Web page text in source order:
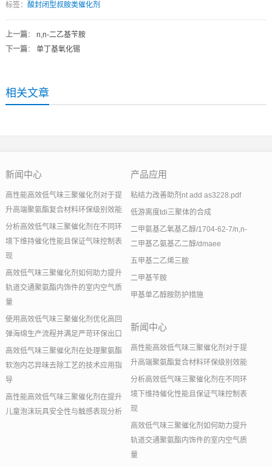
标签： 酸封闭型叔胺类催化剂
上一篇： n,n-二乙基苄胺
下一篇： 单丁基氧化锡
相关文章
新闻中心
高性能高效低气味三聚催化剂对于提
升高端聚氨酯复合材料环保级别效能
分析高效低气味三聚催化剂在不同环
境下维持催化性能且保证气味控制表
现
高效低气味三聚催化剂如何助力提升
轨道交通聚氨酯内饰件的室内空气质
量
使用高效低气味三聚催化剂优化高回
弹海绵生产流程并满足严苛环保出口
高效低气味三聚催化剂在处理聚氨酯
软泡内芯异味去除工艺的技术应用指
导
高性能高效低气味三聚催化剂在提升
儿童泡沫玩具安全性与触感表现分析
产品应用
粘结力改善助剂nt add as3228.pdf
低游离度tdi三聚体的合成
二甲氨基乙氧基乙醇/1704-62-7/n,n-
二甲基乙氨基乙二醇/dmaee
五甲基二乙烯三胺
二甲基苄胺
甲基单乙醇胺防护措施
新闻中心
高性能高效低气味三聚催化剂对于提
升高端聚氨酯复合材料环保级别效能
分析高效低气味三聚催化剂在不同环
境下维持催化性能且保证气味控制表
现
高效低气味三聚催化剂如何助力提升
轨道交通聚氨酯内饰件的室内空气质
量